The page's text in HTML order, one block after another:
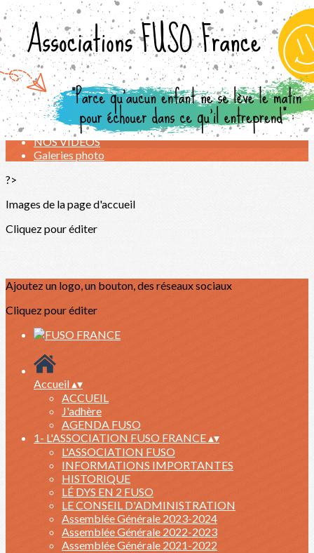
Exporter les lignes sélectionnées
Exporter toutes les colonnes
Exporter uniquement les colonnes affichées
Menu
<
>
NOTRE "100 idées pour accompagner un élève DYS"
FLORILÈGE
NOS VIDÉOS
Galeries photo
?>
Images de la page d'accueil
Cliquez pour éditer
Ajoutez un logo, un bouton, des réseaux sociaux
Cliquez pour éditer
Accueil▴▾
ACCUEIL
J'adhère
AGENDA FUSO
1- L'ASSOCIATION FUSO FRANCE▴▾
L'ASSOCIATION FUSO
INFORMATIONS IMPORTANTES
HISTORIQUE
LÉ DYS EN 2 FUSO
LE CONSEIL D'ADMINISTRATION
Assemblée Générale 2023-2024
Assemblée Générale 2022-2023
Assemblée Générale 2021-2022